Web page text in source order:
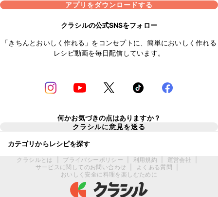
アプリをダウンロードする
クラシルの公式SNSをフォロー
「きちんとおいしく作れる」をコンセプトに、簡単においしく作れる
レシピ動画を毎日配信しています。
何かお気づきの点はありますか？
クラシルに意見を送る
カテゴリからレシピを探す
クラシルとは プライバシーポリシー 利用規約 運営会社
サービスに関してのお問い合わせ
よくある質問
おいしく安全に料理を楽しむために